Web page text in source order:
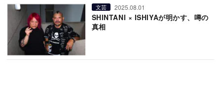
文芸 2025.08.01
SHINTANI × ISHIYAが明かす、噂の
真相